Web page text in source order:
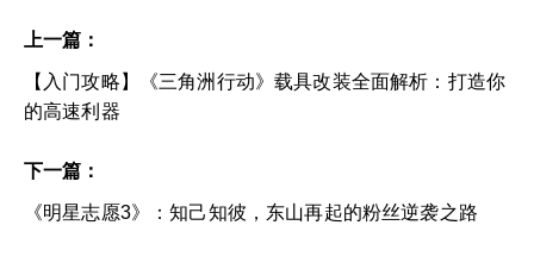
上一篇：
【入门攻略】《三角洲行动》载具改装全面解析：打造你
的高速利器
下一篇：
《明星志愿3》：知己知彼，东山再起的粉丝逆袭之路